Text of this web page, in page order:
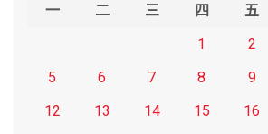
一 二 三 四 五
1
2
5
6 7 8 9
12
13 14 15 16